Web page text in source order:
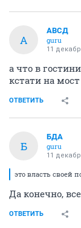
А
АВСД
guru
11
а что в
кстати на
ОТВЕТИТЬ
Б
БДА
guru
11
это власть своей
Да конечно,
ОТВЕТИТЬ